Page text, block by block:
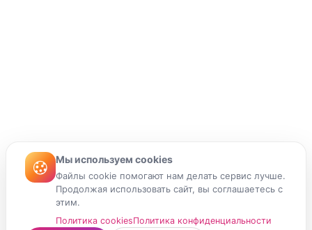
Мы используем cookies
Файлы cookie помогают нам делать сервис лучше.
Продолжая использовать сайт, вы соглашаетесь с
этим.
Политика cookiesПолитика конфиденциальности